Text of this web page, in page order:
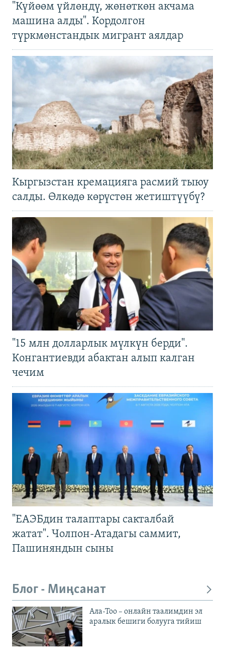
"Күйөөм үйлөндү, жөнөткөн акчама
машина алды". Кордолгон
түркмөнстандык мигрант аялдар
Кыргызстан кремацияга расмий тыюу
салды. Өлкөдө көрүстөн жетиштүүбү?
"15 млн долларлык мүлкүн берди".
Конгантиевди абактан алып калган
чечим
"ЕАЭБдин талаптары сакталбай
жатат". Чолпон-Атадагы саммит,
Пашиняндын сыны
Блог - Миңсанат
Ала-Тоо – онлайн таалимдин эл
аралык бешиги болууга тийиш